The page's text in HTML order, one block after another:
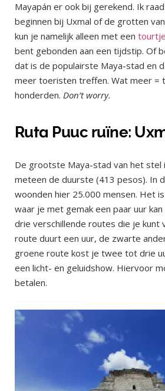
Mayapán er ook bij gerekend. Ik
beginnen bij Uxmal of de grotten
kun je namelijk alleen met een tourtje
bent gebonden aan een tijdstip. Of
dat is de populairste Maya-stad en
meer toeristen treffen. Wat meer =
honderden. Don’t worry.
Ruta Puuc ruïne:
De grootste Maya-stad van het stel
meteen de duurste (413 pesos). In
woonden hier 25.000 mensen. Het
waar je met gemak een paar uur
drie verschillende routes die je kunt
route duurt een uur, de zwarte
groene route kost je twee tot drie
een licht- en geluidshow. Hiervoor
betalen.